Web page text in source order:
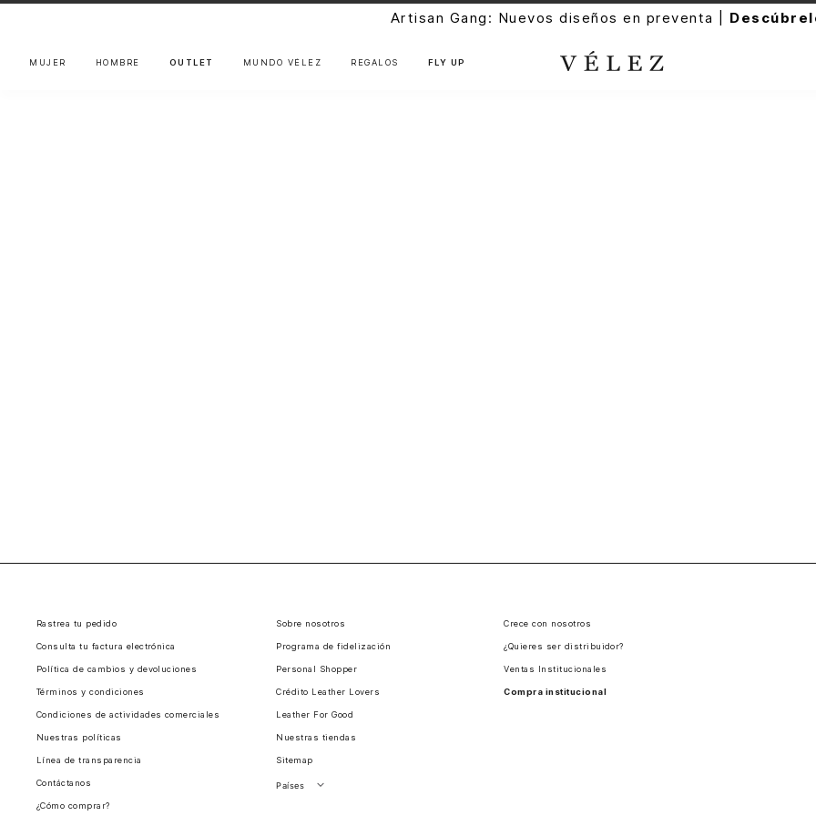
Artisan Gang: Nuevos diseños en preventa |
MUJER HOMBRE OUTLET MUNDO VÉLEZ REGALOS FLY UP
Rastrea tu pedido
Consulta tu factura electrónica
Política de cambios y devoluciones
Términos y condiciones
Condiciones de actividades comerciales
Nuestras políticas
Línea de transparencia
Contáctanos
¿Cómo comprar?
Sobre nosotros
Programa de fidelización
Personal Shopper
Crédito Leather Lovers
Leather For Good
Nuestras tiendas
Sitemap
Países
Crece con nosotros
¿Quieres ser distribuidor?
Ventas Institucionales
Compra institucional